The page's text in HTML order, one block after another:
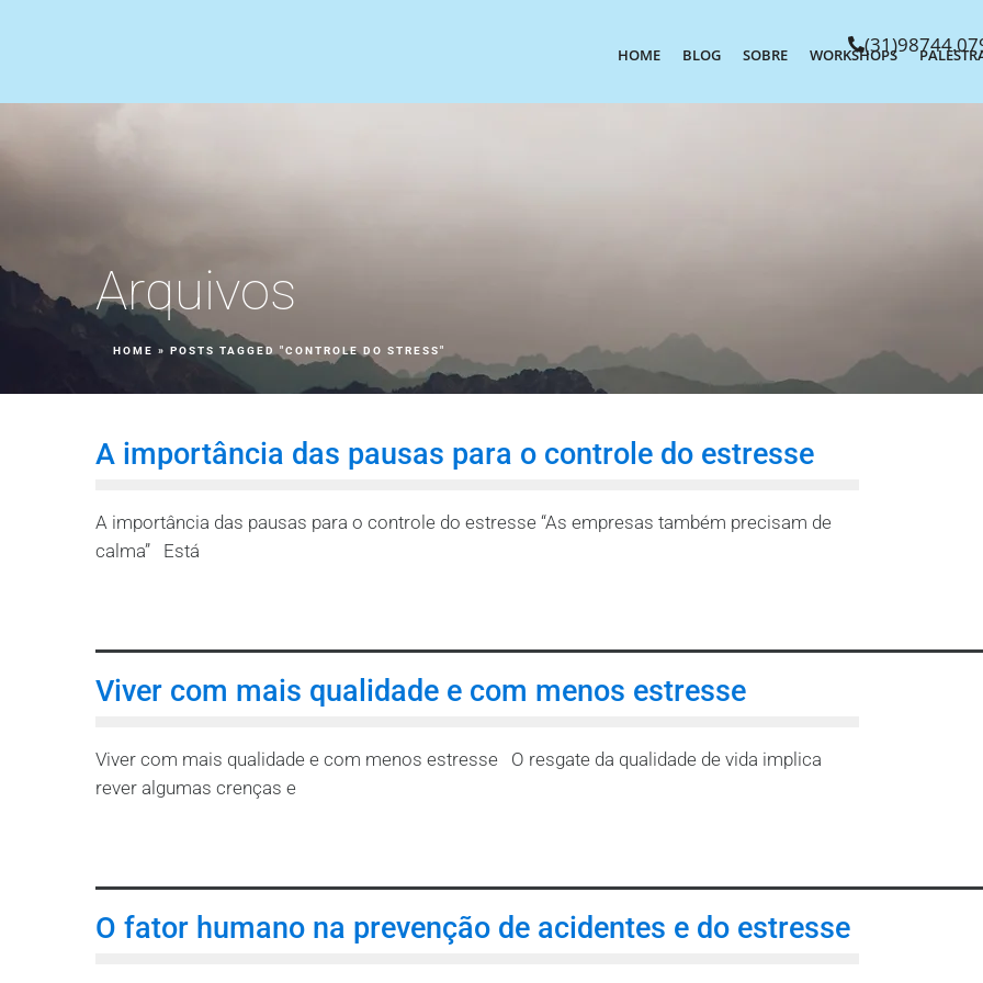
HOME BLOG SOBRE WORKSHOPS
Arquivos
HOME » POSTS TAGGED "CONTROLE DO STRESS"
A importância das pausas para o controle do estresse
A importância das pausas para o controle do estresse “As empresas também precisam de
calma” Está
Viver com mais qualidade e com menos estresse
Viver com mais qualidade e com menos estresse O resgate da qualidade de vida implica
rever algumas crenças e
O fator humano na prevenção de acidentes e do estresse